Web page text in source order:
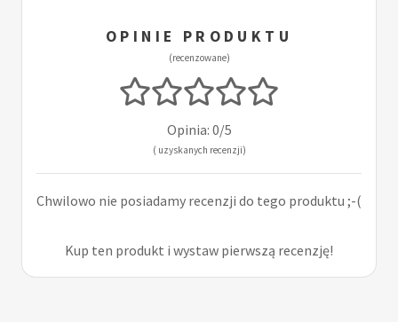
OPINIE PRODUKTU
(recenzowane)
Opinia: 0/5
( uzyskanych recenzji)
Chwilowo nie posiadamy recenzji do tego produktu ;-(
Kup ten produkt i wystaw pierwszą recenzję!